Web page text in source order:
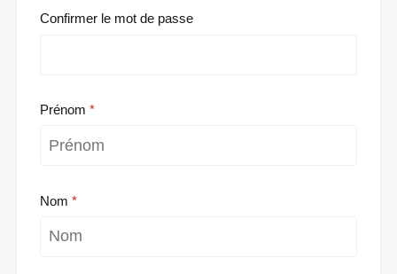
Confirmer le mot de passe
Prénom
Nom